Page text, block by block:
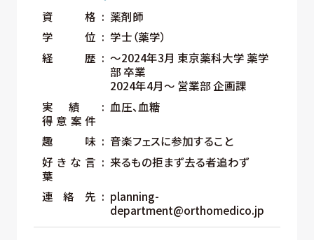
資格
薬剤師
学位
学士（薬学）
経歴
～2024年3月 東京薬科大学 薬学
部 卒業
2024年4⽉〜 営業部 企画課
実績
得意案件
血圧、血糖
趣味
音楽フェスに参加すること
好きな言
葉
来るもの拒まず去る者追わず
連絡先
planning-
department@orthomedico.jp